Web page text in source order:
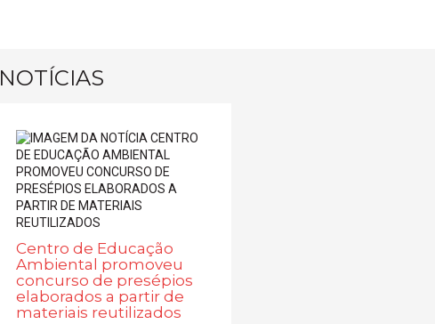
NOTÍCIAS
Centro de Educação
Ambiental promoveu
concurso de presépios
elaborados a partir de
materiais reutilizados